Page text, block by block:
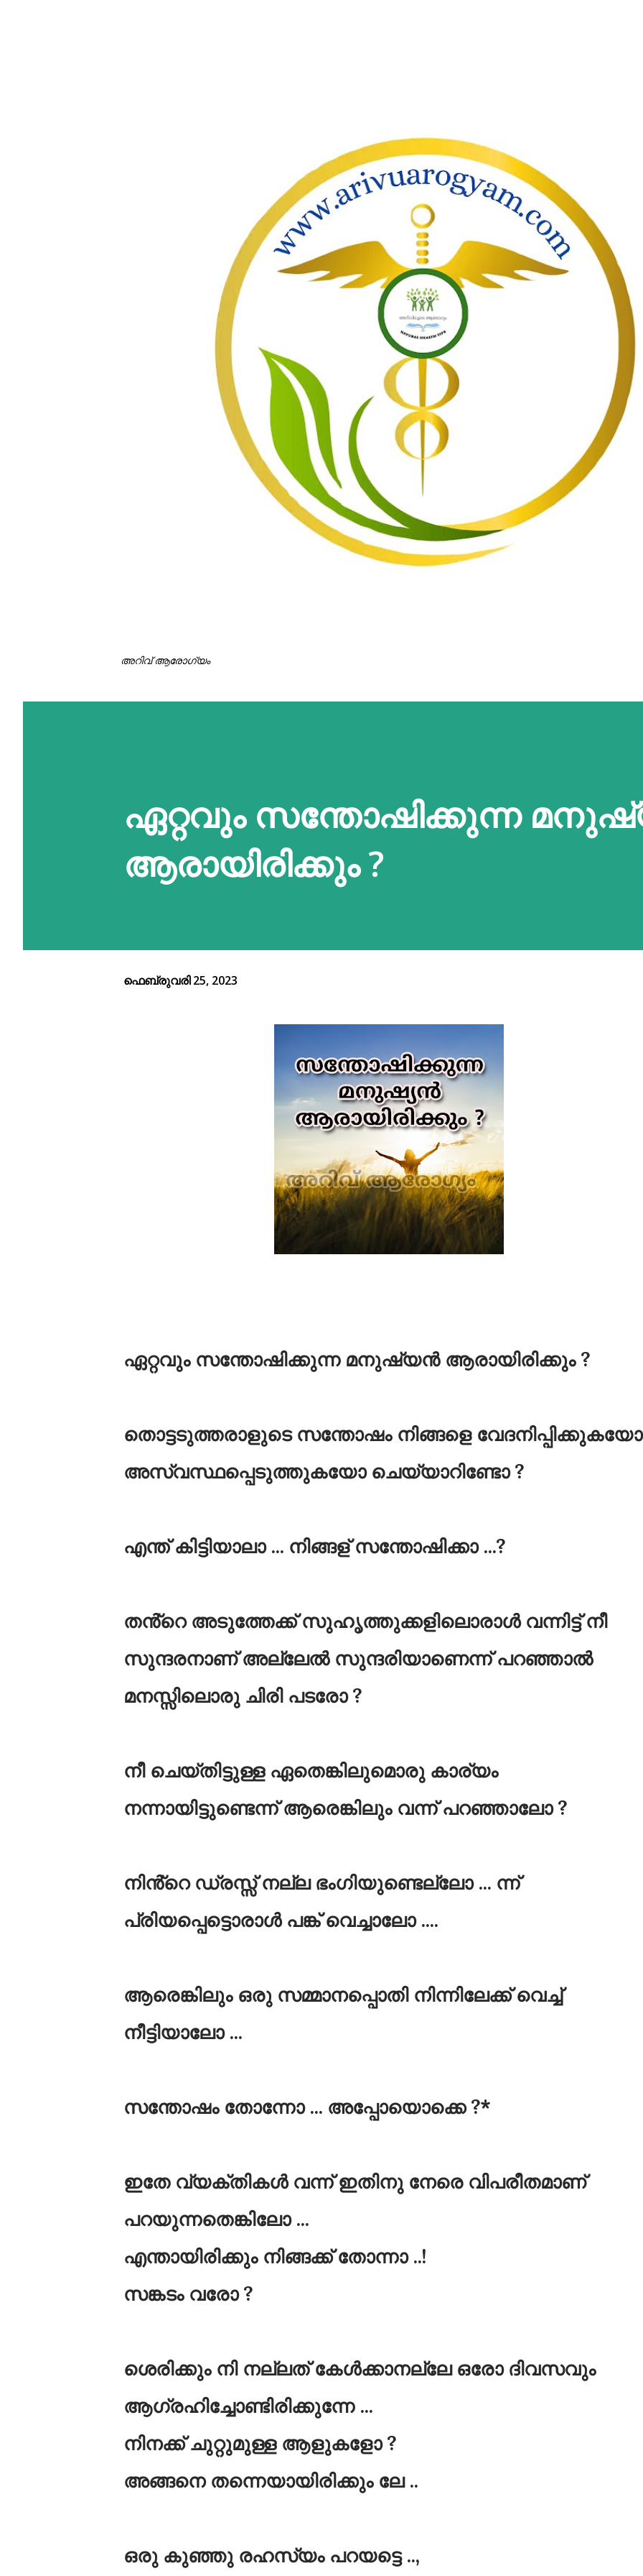
അറിവ് ആരോഗ്യം
ഏറ്റവും സന്തോഷിക്കുന്ന
ആരായിരിക്കും ?
ഫെബ്രുവരി 25, 2023
ഏറ്റവും സന്തോഷിക്കുന്ന മനുഷ്യൻ ആരായിരിക്കും ?
തൊട്ടടുത്തരാളുടെ സന്തോഷം നിങ്ങളെ വേദനിപ്പിക്കുകയോ
അസ്വസ്ഥപ്പെടുത്തുകയോ ചെയ്യാറിണ്ടോ ?
എന്ത് കിട്ടിയാലാ ... നിങ്ങള് സന്തോഷിക്കാ ...?
തൻ്റെ അടുത്തേക്ക് സുഹൃത്തുക്കളിലൊരാൾ വന്നിട്ട് നീ
സുന്ദരനാണ് അല്ലേൽ സുന്ദരിയാണെന്ന് പറഞ്ഞാൽ
മനസ്സിലൊരു ചിരി പടരോ ?
നീ ചെയ്തിട്ടുള്ള ഏതെങ്കിലുമൊരു കാര്യം
നന്നായിട്ടുണ്ടെന്ന് ആരെങ്കിലും വന്ന് പറഞ്ഞാലോ ?
നിൻ്റെ ഡ്രസ്സ് നല്ല ഭംഗിയുണ്ടെല്ലോ ... ന്ന്
പ്രിയപ്പെട്ടൊരാൾ പങ്ക് വെച്ചാലോ ....
ആരെങ്കിലും ഒരു സമ്മാനപ്പൊതി നിന്നിലേക്ക് വെച്ച്
നീട്ടിയാലോ ...
സന്തോഷം തോന്നോ ... അപ്പോയൊക്കെ ?*
ഇതേ വ്യക്തികൾ വന്ന് ഇതിനു നേരെ വിപരീതമാണ്
പറയുന്നതെങ്കിലോ ...
എന്തായിരിക്കും നിങ്ങക്ക് തോന്നാ ..!
സങ്കടം വരോ ?
ശെരിക്കും നി നല്ലത് കേൾക്കാനല്ലേ ഒരോ ദിവസവും
ആഗ്രഹിച്ചോണ്ടിരിക്കുന്നേ ...
നിനക്ക് ചുറ്റുമുള്ള ആളുകളോ ?
അങ്ങനെ തന്നെയായിരിക്കും ലേ ..
ഒരു കുഞ്ഞു രഹസ്യം പറയട്ടെ ..,